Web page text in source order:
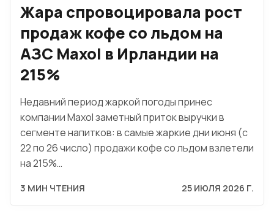
Жара спровоцировала рост
продаж кофе со льдом на
АЗС Maxol в Ирландии на
215%
Недавний период жаркой погоды принес
компании Maxol заметный приток выручки в
сегменте напитков: в самые жаркие дни июня (с
22 по 26 число) продажи кофе со льдом взлетели
на 215%…
3 МИН ЧТЕНИЯ 25 ИЮЛЯ 2026 Г.